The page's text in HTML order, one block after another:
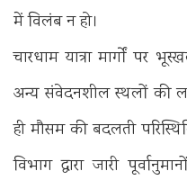
में विलंब न हो।
चारधाम यात्रा मार्गों पर
अन्य संवेदनशील स्थलों की
ही मौसम की बदलती
विभाग द्वारा जारी